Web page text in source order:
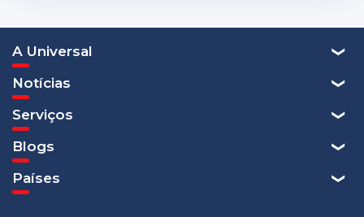
A Universal
Notícias
Serviços
Blogs
Países